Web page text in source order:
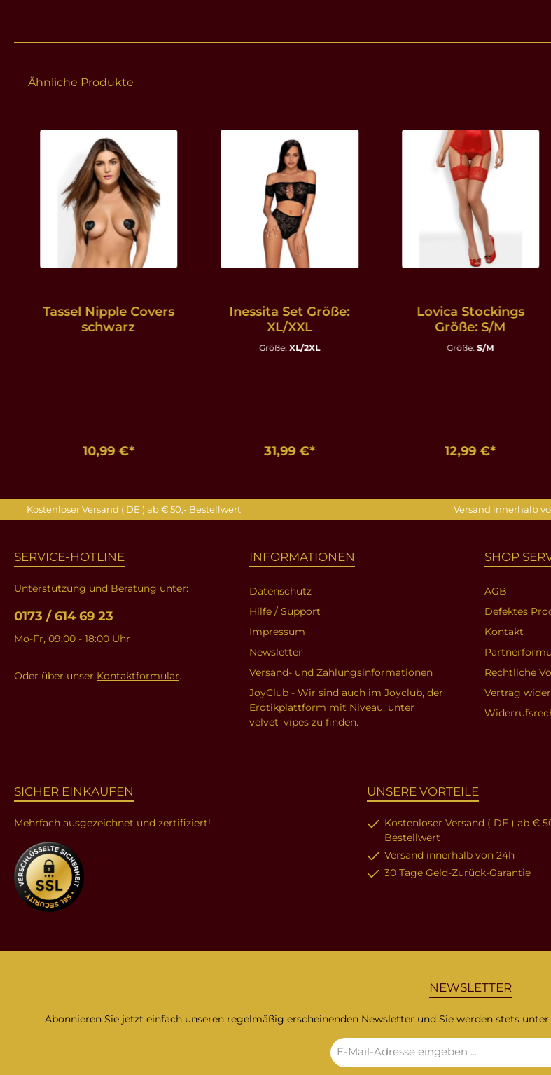
Ähnliche Produkte
Tassel Nipple Covers
schwarz
10,99 €*
Inessita Set Größe:
XL/XXL
Größe:XL/2XL
31,99 €*
Lovica Stockings
Größe: S/M
Größe:S/M
12,99 €*
Kostenloser Versand ( DE ) ab € 50,- Bestellwert Versand innerhalb
SERVICE-HOTLINE
Unterstützung und Beratung unter:
0173 / 614 69 23
Mo-Fr, 09:00 - 18:00 Uhr
Oder über unser Kontaktformular.
INFORMATIONEN
Datenschutz
Hilfe / Support
Impressum
Newsletter
Versand- und Zahlungsinformationen
JoyClub - Wir sind auch im Joyclub, der
Erotikplattform mit Niveau, unter
velvet_vipes zu finden.
SHOP
AGB
Defektes
Kontakt
Rechtliche
Vertrag
SICHER EINKAUFEN
Mehrfach ausgezeichnet und zertifiziert!
UNSERE VORTEILE
Kostenloser Versand ( DE ) ab €
Bestellwert
Versand innerhalb von 24h
30 Tage Geld-Zurück-Garantie
NEWSLETTER
Abonnieren Sie jetzt einfach unseren regelmäßig erscheinenden Newsletter und Sie werden stets
Mail-
Adresse*